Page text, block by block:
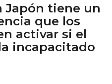
Japón tiene un
que los
activar si el
incapacitado